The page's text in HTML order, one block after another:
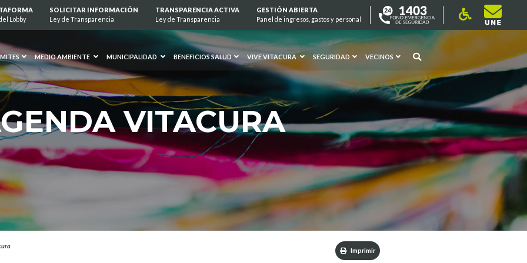
Lobby
SOLICITAR INFORMACIÓN
Ley de Transparencia
TRANSPARENCIA ACTIVA
Ley de Transparencia
GESTIÓN ABIERTA
Panel de ingresos, gastos y personal
MEDIO AMBIENTE MUNICIPALIDAD BENEFICIOS SALUD VIVE VITACURA SEGURIDAD VECINOS
VITACURA
Imprimir